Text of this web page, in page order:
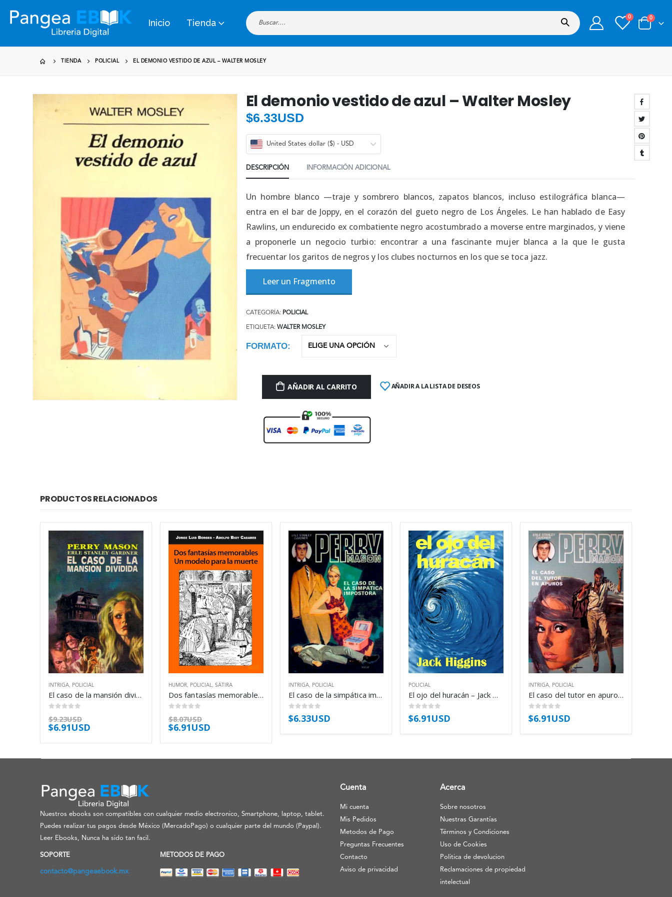
Inicio Tienda
0 0
TIENDA POLICIAL EL DEMONIO VESTIDO DE AZUL – WALTER MOSLEY
El demonio vestido de azul – Walter Mosley
$6.33USD
United States dollar ($) - USD
DESCRIPCIÓN INFORMACIÓN ADICIONAL
Un hombre blanco —traje y sombrero blancos, zapatos blancos, incluso estilográfica blanca—
entra en el bar de Joppy, en el corazón del gueto negro de Los Ángeles. Le han hablado de Easy
Rawlins, un endurecido ex combatiente negro acostumbrado a moverse entre marginados, y viene
a proponerle un negocio turbio: encontrar a una fascinante mujer blanca a la que le gusta
frecuentar los garitos de negros y los clubes nocturnos en los que se toca jazz.
Leer un Fragmento
CATEGORÍA: POLICIAL
ETIQUETA: WALTER MOSLEY
FORMATO
AÑADIR AL CARRITO AÑADIR A LA LISTA DE DESEOS
PRODUCTOS RELACIONADOS
INTRIGA POLICIAL
El caso de la mansión dividida – Erle Stanley Gardner
$9.23USD
$6.91USD
HUMOR POLICIAL SÁTIRA
Dos fantasías memorables. Un modelo para la muerte – Jorge Luis Borges
$8.07USD
$6.91USD
INTRIGA POLICIAL
El caso de la simpática impostora – Erle Stanley Gardner
0out of 5
$6.33USD
POLICIAL
El ojo del huracán – Jack Higgins
0out of 5
$6.91USD
INTRIGA POLICIAL
El caso del tutor en apuros – Erle Stanley Gardner
0out of 5
$6.91USD
Nuestros ebooks son compatibles con cualquier medio electronico, Smartphone, laptop, tablet.
Puedes realizar tus pagos desde México (MercadoPago) o cualquier parte del mundo (Paypal).
Leer Ebooks, Nunca ha sido tan facil.
SOPORTE
contacto@pangeaebook.mx
METODOS DE PAGO
Cuenta
Mi cuenta
Mis Pedidos
Metodos de Pago
Preguntas Frecuentes
Contacto
Aviso de privacidad
Acerca
Sobre nosotros
Nuestras Garantías
Términos y Condiciones
Uso de Cookies
Politica de devolucion
Reclamaciones de propiedad
intelectual